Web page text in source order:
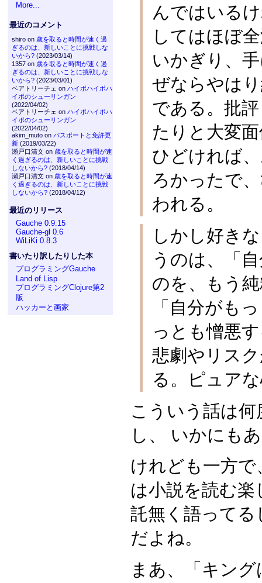
More...
最近のコメント
shiro on 歳を取ると時間が速く過
ぎるのは、新しいことに挑戦しな
いから?(2023/03/14)
1357 on 歳を取ると時間が速く過
ぎるのは、新しいことに挑戦しな
いから?(2023/03/01)
ベアトリーチェ on ハイポハイポハ
イポのシューリンガン
(2022/04/02)
ベアトリーチェ on ハイポハイポハ
イポのシューリンガン
(2022/04/02)
akim_muto on パスポートと免許更
新(2019/03/22)
瀬戸口清文 on 歳を取ると時間が速
く過ぎるのは、新しいことに挑戦
しないから?(2018/04/14)
瀬戸口清文 on 歳を取ると時間が速
く過ぎるのは、新しいことに挑戦
しないから?(2018/04/12)
最近のリリース
Gauche 0.9.15
Gauche-gl 0.6
WiLiKi 0.8.3
書いたり訳したりした本
プログラミングGauche
Land of Lisp
プログラミングClojure第2
版
ハッカーと画家
んではいる
してはほぼ
いかぎり、
ぜならやは
である。批
たりと大変
ひどければ
ろかったで
われる。
しかし好き
うのは、「
のを、もう
「自分がも
っとも憎悪
悲劇やリス
る。ピュア
こういう話は
し、 いかにも
けれども一方
は小説を読む
託無く語ってる
だよね。
まあ、「キン